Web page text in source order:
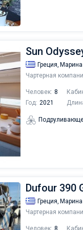
Sun
Греция,
Чартерная
Человек: 8
Год: 2021
Dufour 390
Греция,
Чартерная
Человек: 8